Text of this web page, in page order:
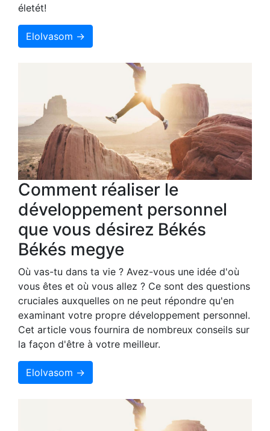
életét!
Elolvasom →
Comment réaliser le
développement personnel
que vous désirez Békés
Békés megye
Où vas-tu dans ta vie ? Avez-vous une idée d'où
vous êtes et où vous allez ? Ce sont des questions
cruciales auxquelles on ne peut répondre qu'en
examinant votre propre développement personnel.
Cet article vous fournira de nombreux conseils sur
la façon d'être à votre meilleur.
Elolvasom →